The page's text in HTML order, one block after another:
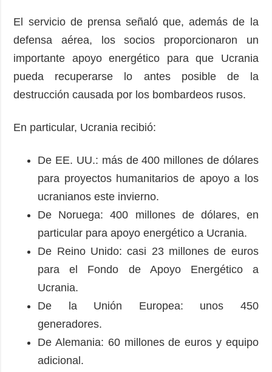
El servicio de prensa señaló que, además de la
defensa aérea, los socios proporcionaron un
importante apoyo energético para que Ucrania
pueda recuperarse lo antes posible de la
destrucción causada por los bombardeos rusos.
En particular, Ucrania recibió:
De EE. UU.: más de 400 millones de dólares
para proyectos humanitarios de apoyo a los
ucranianos este invierno.
De Noruega: 400 millones de dólares, en
particular para apoyo energético a Ucrania.
De Reino Unido: casi 23 millones de euros
para el Fondo de Apoyo Energético a
Ucrania.
De la Unión Europea: unos 450
generadores.
De Alemania: 60 millones de euros y equipo
adicional.